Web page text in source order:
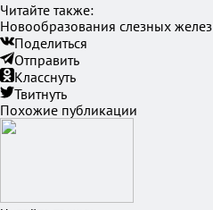
Читайте также:
Новообразования слезных желез
Поделиться
Отправить
Класснуть
Твитнуть
Похожие публикации